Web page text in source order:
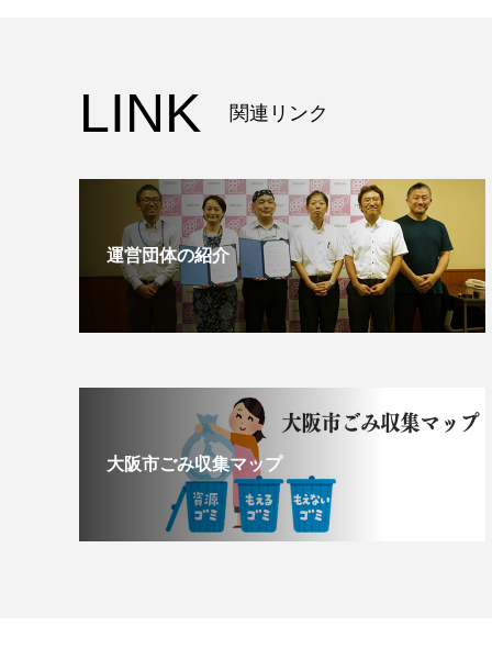
LINK 関連リンク
運営団体の紹介
大阪市ごみ収集マップ